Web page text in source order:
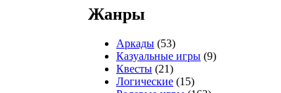
Жанры
Аркады (53)
Казуальные игры (9)
Квесты (21)
Логические (15)